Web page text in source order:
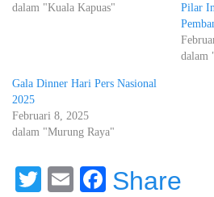
dalam "Kuala Kapuas"
Pilar
dalam
Gala Dinner Hari Pers Nasional
2025
Februari 8, 2025
dalam "Murung Raya"
Twitter
EmailFacebook
Share